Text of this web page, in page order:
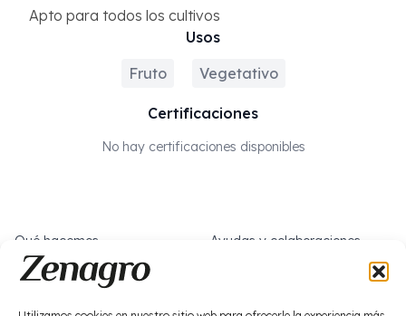
Apto para todos los cultivos
Usos
Fruto
Vegetativo
Certificaciones
No hay certificaciones disponibles
Qué hacemos
Sobre nosotros
Ayudas y colaboraciones